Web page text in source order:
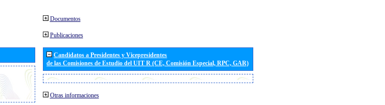
Documentos
Publicaciones
Candidatos a Presidentes y Vicepresidentes
de las Comisiones de Estudio del UIT R (CE, Comisión Especial, RPC, GAR)
Otras informaciones